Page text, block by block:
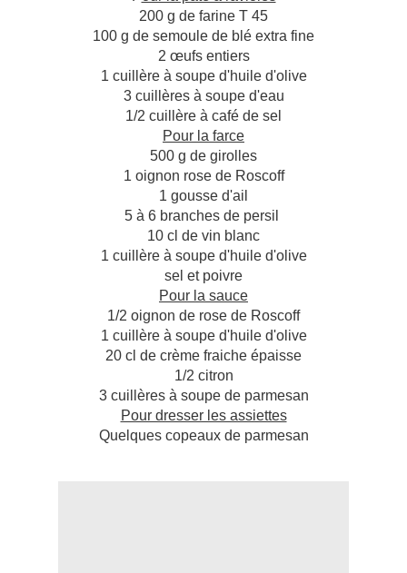
200 g de farine T 45
100 g de semoule de blé extra fine
2 œufs entiers
1 cuillère à soupe d'huile d'olive
3 cuillères à soupe d'eau
1/2 cuillère à café de sel
Pour la farce
500 g de girolles
1 oignon rose de Roscoff
1 gousse d'ail
5 à 6 branches de persil
10 cl de vin blanc
1 cuillère à soupe d'huile d'olive
sel et poivre
Pour la sauce
1/2 oignon de rose de Roscoff
1 cuillère à soupe d'huile d'olive
20 cl de crème fraiche épaisse
1/2 citron
3 cuillères à soupe de parmesan
Pour dresser les assiettes
Quelques copeaux de parmesan